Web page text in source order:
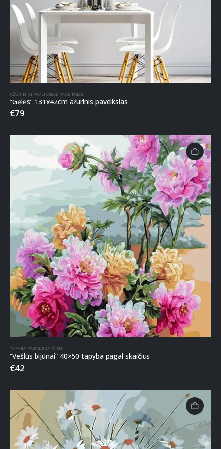
AŽŪRINIAI PAVEIKSLAI PAVEIKSLAI
“Gėlės” 131x42cm ažūrinis paveikslas
€79
TAPYBA PAGAL SKAIČIUS
“Vešlūs bijūnai” 40×50 tapyba pagal skaičius
€42